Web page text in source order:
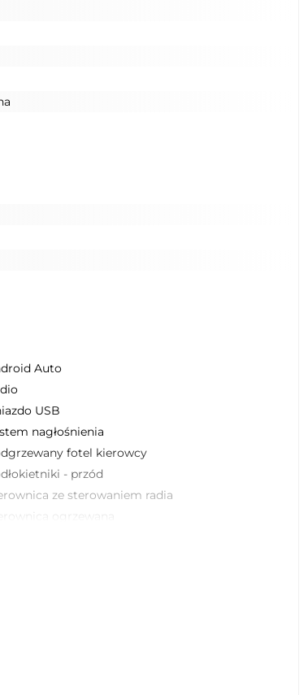
Auto
USB
nagłośnienia
fotel kierowcy
- przód
ze sterowaniem radia
tylne szyby